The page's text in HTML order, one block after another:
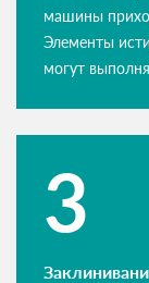
машины
Элементы
могут